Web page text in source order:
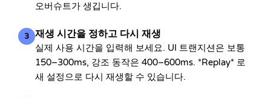
오버슈트가 생깁니다.
3 재생 시간을 정하고 다시 재생
실제 사용 시간을 입력해 보세요. UI 트랜지션은 보통
150–300ms, 강조 동작은 400–600ms. *Replay* 로
새 설정으로 다시 재생할 수 있습니다.